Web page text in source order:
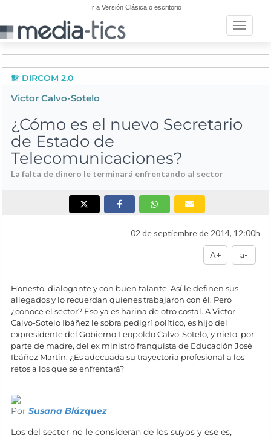
Ir a Versión Clásica o escritorio
Toggle
DIRCOM 2.0
Victor Calvo-Sotelo
¿Cómo es el nuevo Secretario
de Estado de
Telecomunicaciones?
La falta de dinero le terminará enfrentando al sector
02 de septiembre de 2014, 12:00h
A+ a-
Honesto, dialogante y con buen talante. Así le definen sus
allegados y lo recuerdan quienes trabajaron con él. Pero
¿conoce el sector? Eso ya es harina de otro costal. A Victor
Calvo-Sotelo Ibáñez le sobra pedigrí político, es hijo del
expresidente del Gobierno Leopoldo Calvo-Sotelo, y nieto, por
parte de madre, del ex ministro franquista de Educación José
Ibáñez Martín. ¿Es adecuada su trayectoria profesional a los
retos a los que se enfrentará?
Por Susana Blázquez
Los del sector no le consideran de los suyos y ese es,